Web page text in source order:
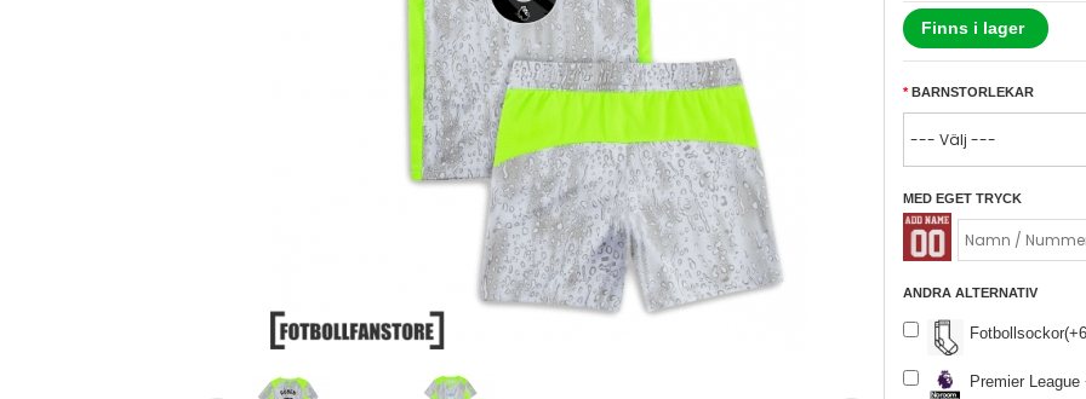
Finns i lager
BARNSTORLEKAR
MED EGET TRYCK
ANDRA ALTERNATIV
Premier